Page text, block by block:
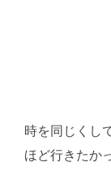
時を同じくし
ほど行きたか